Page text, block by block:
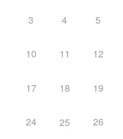
3 4 5
10 11 12
17 18 19
24 25 26